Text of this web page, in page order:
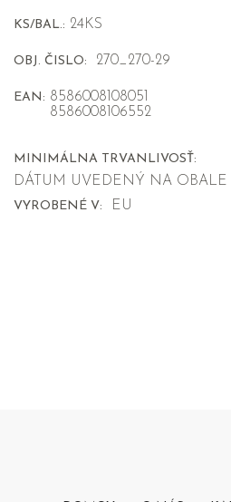
KS/BAL.: 24KS
OBJ. ČISLO: 270_270-29
EAN: 8586008108051
8586008106552
MINIMÁLNA TRVANLIVOSŤ:
DÁTUM UVEDENÝ NA OBALE
VYROBENÉ V: EU